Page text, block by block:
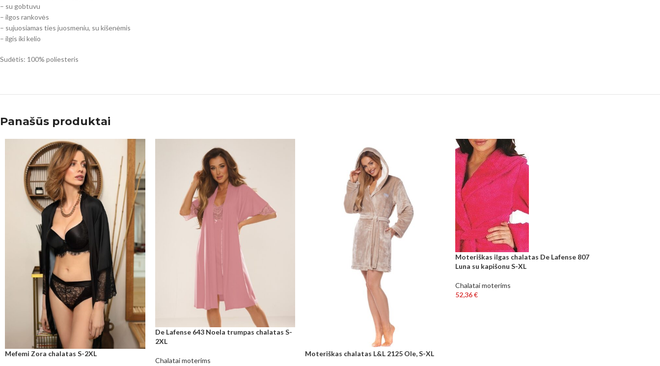
– su gobtuvu
– ilgos rankovės
– sujuosiamas ties juosmeniu, su kišenėmis
– ilgis iki kelio
Sudėtis: 100% poliesteris
Panašūs produktai
Mefemi Zora chalatas S-2XL
De Lafense 643 Noela trumpas chalatas S-
2XL
Chalatai moterims
Moteriškas chalatas L&L 2125 Ole, S-XL
Moteriškas ilgas chalatas De Lafense 807
Luna su kapišonu S-XL
Chalatai moterims
52,36€